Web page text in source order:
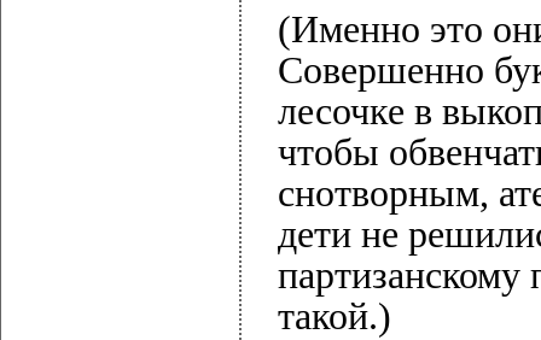
(Именно это
Совершенно
лесочке в
чтобы
снотворным,
дети не
партизанскому
такой.)